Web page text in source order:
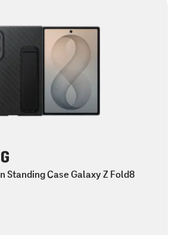
Standing Case Galaxy Z Fold8